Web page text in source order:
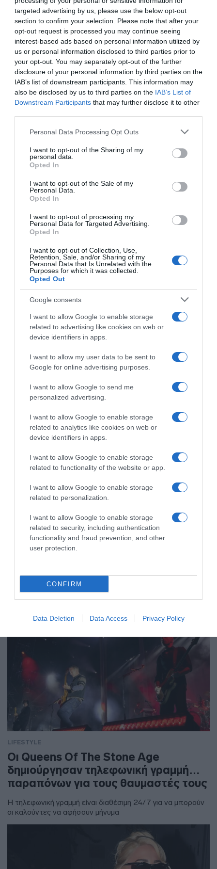
targeted advertising by us, please use the below opt-out
section to confirm your selection. Please note that after your
opt-out request is processed you may continue seeing
interest-based ads based on personal information utilized by
us or personal information disclosed to third parties prior to
your opt-out. You may separately opt-out of the further
disclosure of your personal information by third parties on the
IAB’s list of downstream participants. This information may
also be disclosed by us to third parties on the IAB’s List of
Downstream Participants that may further disclose it to other
Please note that this website/app uses one or more Google
not limited to your visit or usage behaviour. You may click to
grant or deny consent to Google and its third-party tags to
use your data for below specified purposes in below Google
consent section.
Personal Data Processing Opt Outs
I want to opt-out of the Sharing of my
personal data.
Opted In
I want to opt-out of the Sale of my
Personal Data.
Opted In
I want to opt-out of processing my
Personal Data for Targeted Advertising.
Opted In
I want to opt-out of Collection, Use,
Retention, Sale, and/or Sharing of my
Personal Data that Is Unrelated with the
Purposes for which it was collected.
Opted Out
Google consents
I want to allow Google to enable storage
related to advertising like cookies on web or
device identifiers in apps.
I want to allow my user data to be sent to
Google for online advertising purposes.
I want to allow Google to send me
personalized advertising.
I want to allow Google to enable storage
related to analytics like cookies on web or
device identifiers in apps.
I want to allow Google to enable storage
related to functionality of the website or app.
I want to allow Google to enable storage
related to personalization.
I want to allow Google to enable storage
related to security, including authentication
functionality and fraud prevention, and other
user protection.
CONFIRM
Data Deletion Data Access Privacy Policy
Ακολούθησε το debater.gr στοGoogle News
και μάθετε πρώτοι όλες τις ειδήσεις
Share Tweet
TIKTOK ΓΙΟΓΚΑ ΓΥΜΝΑΣΤΙΚΗ
ΗΘΟΠΟΙΟΙ
ΣΜΑΡΑΓΔΑ ΚΑΡΥΔΗ
ΣΧΟΛΙΑ
LIFESTYLE
Οι Queens Of The Stone Age
δημιούργησαν τηλεφωνική γραμμή…
παραπόνων για τους θαυμαστές τους
Η τηλεφωνική γραμμή είναι διαθέσιμη 24/7 για να μπορούν
οι καλούντες να αφήσουν μήνυμα